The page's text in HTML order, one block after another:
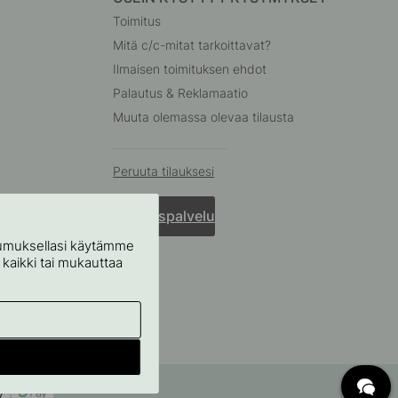
Toimitus
Mitä c/c-mitat tarkoittavat?
Ilmaisen toimituksen ehdot
Palautus & Reklamaatio
Muuta olemassa olevaa tilausta
Peruuta tilauksesi
Asiakaspalvelu
käytämme
tai mukauttaa